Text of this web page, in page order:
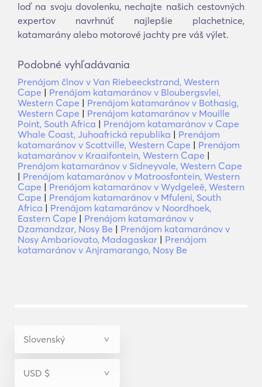
loď na svoju dovolenku, nechajte našich cestovných
expertov navrhnúť najlepšie plachetnice,
katamarány alebo motorové jachty pre váš výlet.
Podobné vyhľadávania
Prenájom člnov v Van Riebeeckstrand, Western
Cape | Prenájom katamaránov v Bloubergsvlei,
Western Cape | Prenájom katamaránov v Bothasig,
Western Cape | Prenájom katamaránov v Mouille
Point, South Africa | Prenájom katamaránov v Cape
Whale Coast, Juhoafrická republika | Prenájom
katamaránov v Scottville, Western Cape | Prenájom
katamaránov v Kraaifontein, Western Cape |
Prenájom katamaránov v Sidneyvale, Western Cape
| Prenájom katamaránov v Matroosfontein, Western
Cape | Prenájom katamaránov v Wydgeleë, Western
Cape | Prenájom katamaránov v Mfuleni, South
Africa | Prenájom katamaránov v Noordhoek,
Eastern Cape | Prenájom katamaránov v
Dzamandzar, Nosy Be | Prenájom katamaránov v
Nosy Ambariovato, Madagaskar | Prenájom
katamaránov v Anjramarango, Nosy Be